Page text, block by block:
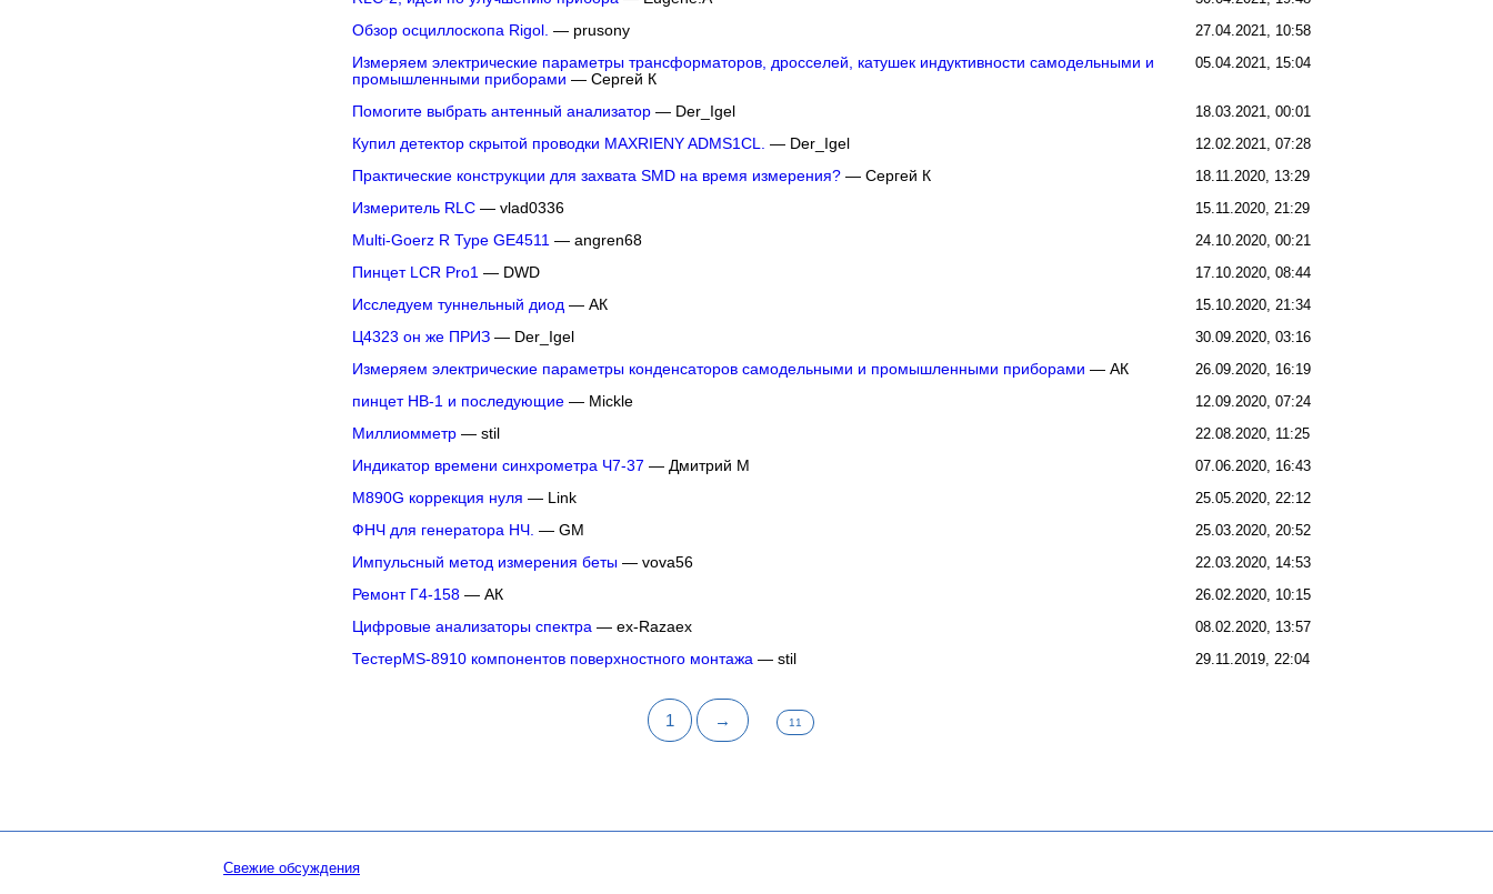
Обзор осциллоскопа Rigol. — prusony
27.04.2021, 10:58
Измеряем электрические параметры трансформаторов, дросселей, катушек индуктивности самодельными и
промышленными приборами — Сергей К
05.04.2021, 15:04
Помогите выбрать антенный анализатор— Der_Igel
18.03.2021, 00:01
Купил детектор скрытой проводки MAXRIENY ADMS1CL.
— Der_Igel
12.02.2021, 07:28
Практические конструкции для захвата SMD на время измерения?— Сергей К
18.11.2020, 13:29
Измеритель RLC— vlad0336
15.11.2020, 21:29
Multi-Goerz R Type GE4511 — angren68
24.10.2020, 00:21
Пинцет LCR Pro1 — DWD
17.10.2020, 08:44
Исследуем туннельный диод — АК
15.10.2020, 21:34
Ц4323 он же ПРИЗ— Der_Igel
30.09.2020, 03:16
Измеряем электрические параметры конденсаторов самодельными и промышленными приборами — АК
26.09.2020, 16:19
пинцет НВ-1 и последующие— Mickle
12.09.2020, 07:24
Миллиомметр— stil
22.08.2020, 11:25
Индикатор времени синхрометра Ч7-37 — Дмитрий М
07.06.2020, 16:43
M890G коррекция нуля — Link
25.05.2020, 22:12
ФНЧ для генератора НЧ. — GM
25.03.2020, 20:52
Импульсный метод измерения беты— vova56
22.03.2020, 14:53
Ремонт Г4-158— АК
26.02.2020, 10:15
Цифровые анализаторы спектра — ex-Razaex
08.02.2020, 13:57
ТестерMS-8910 компонентов поверхностного монтажа — stil 29.11.2019, 22:04
1 → 11
Свежие обсуждения